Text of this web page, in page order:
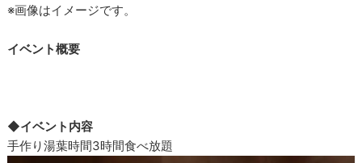
※画像はイメージです。
イベント概要
◆イベント内容
手作り湯葉時間3時間食べ放題